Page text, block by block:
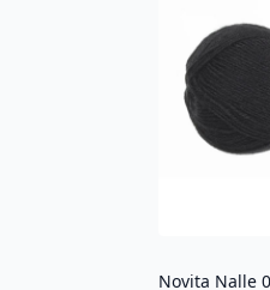
Novita Nalle